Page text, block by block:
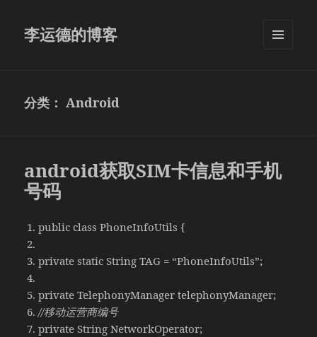
李运德的博客
分类：Android
android获取SIM卡信息和手机
号码
public class PhoneInfoUtils {
private static String TAG = “PhoneInfoUtils”;
private TelephonyManager telephonyManager;
//移动运营商编号
private String NetworkOperator;